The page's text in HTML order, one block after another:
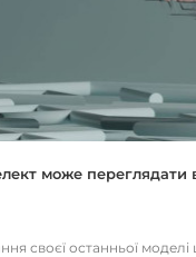
може переглядати
своєї останньої